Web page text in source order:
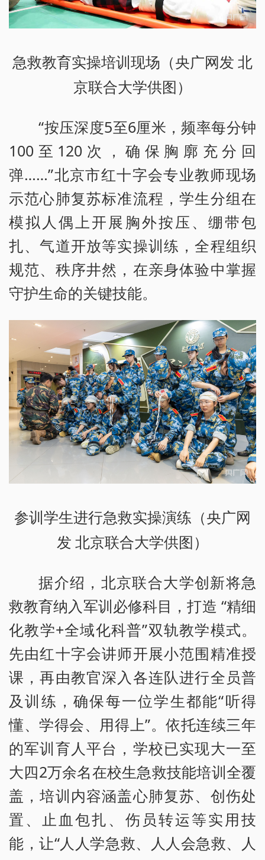
急救教育实操培训现场（央广网发 北
京联合大学供图）
“按压深度5至6厘米，频率每分钟
100至120次，确保胸廓充分回
弹……”北京市红十字会专业教师现场
示范心肺复苏标准流程，学生分组在
模拟人偶上开展胸外按压、绷带包
扎、气道开放等实操训练，全程组织
规范、秩序井然，在亲身体验中掌握
守护生命的关键技能。
参训学生进行急救实操演练（央广网
发 北京联合大学供图）
据介绍，北京联合大学创新将急
救教育纳入军训必修科目，打造 “精细
化教学+全域化科普”双轨教学模式。
先由红十字会讲师开展小范围精准授
课，再由教官深入各连队进行全员普
及训练，确保每一位学生都能“听得
懂、学得会、用得上”。依托连续三年
的军训育人平台，学校已实现大一至
大四2万余名在校生急救技能培训全覆
盖，培训内容涵盖心肺复苏、创伤处
置、止血包扎、伤员转运等实用技
能，让“人人学急救、人人会急救、人